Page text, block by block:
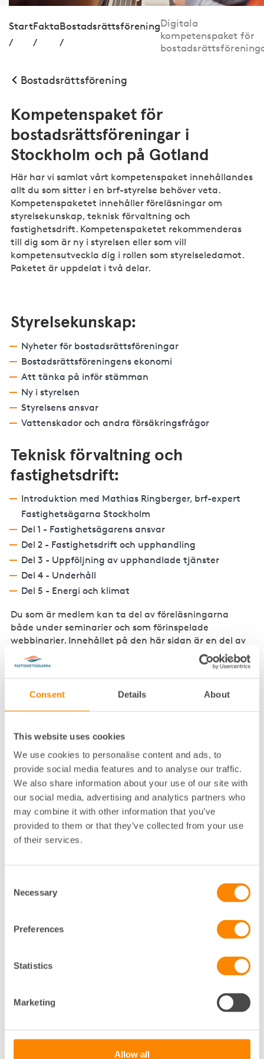
Consent Details About
This website uses cookies
We use cookies to personalise content and ads, to
provide social media features and to analyse our traffic.
We also share information about your use of our site with
our social media, advertising and analytics partners who
may combine it with other information that you’ve
provided to them or that they’ve collected from your use
of their services.
Selection
Necessary
Preferences
Statistics
Marketing
Allow all
Start
/
Fakta
/
Bostadsrättsförening
/
Digitala
kompetenspaket för
Bostadsrättsförening
Kompetenspaket för
bostadsrättsföreningar i
Stockholm och på Gotland
Här har vi samlat vårt kompetenspaket innehållandes
allt du som sitter i en brf-styrelse behöver veta.
Kompetenspaketet innehåller föreläsningar om
styrelsekunskap, teknisk förvaltning och
fastighetsdrift. Kompetenspaketet rekommenderas
till dig som är ny i styrelsen eller som vill
kompetensutveckla dig i rollen som styrelseledamot.
Paketet är uppdelat i två delar.
Styrelsekunskap:
Nyheter för bostadsrättsföreningar
Bostadsrättsföreningens ekonomi
Att tänka på inför stämman
Ny i styrelsen
Styrelsens ansvar
Vattenskador och andra försäkringsfrågor
Teknisk förvaltning och
fastighetsdrift:
Introduktion med Mathias Ringberger, brf-expert
Fastighetsägarna Stockholm
Del 1 - Fastighetsägarens ansvar
Del 2 - Fastighetsdrift och upphandling
Del 3 - Uppföljning av upphandlade tjänster
Del 4 - Underhåll
Del 5 - Energi och klimat
Du som är medlem kan ta del av föreläsningarna
både under seminarier och som förinspelade
webbinarier. Innehållet på den här sidan är en del av
medlemsförmånerna och för att ta del av dem
behöver du logga in med din medlemsinloggning. Om
användarkonto med ditt femsiffriga
Logga in och ta del av kompetenspaketet
Kanske är du också intresserad
av det här?
roligare! Som medlem hos oss får din förening och du